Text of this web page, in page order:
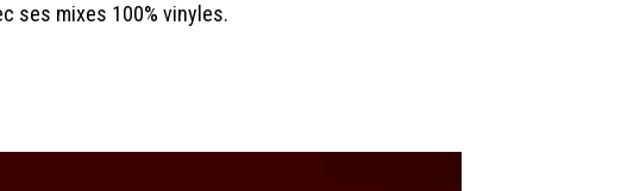
ses mixes 100% vinyles.